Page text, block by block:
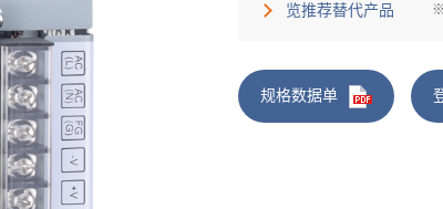
览推荐替代产品
规格数据单